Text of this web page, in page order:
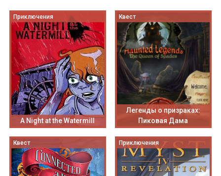
Приключения
A Night at the Watermill
Квест
Легенды о призраках:
Пиковая Дама
Квест Приключения